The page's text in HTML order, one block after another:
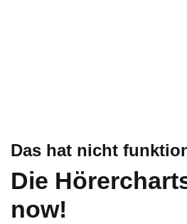
Das hat nicht
Die
now!